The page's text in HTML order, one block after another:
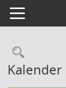
Toggle navigation
Kalender